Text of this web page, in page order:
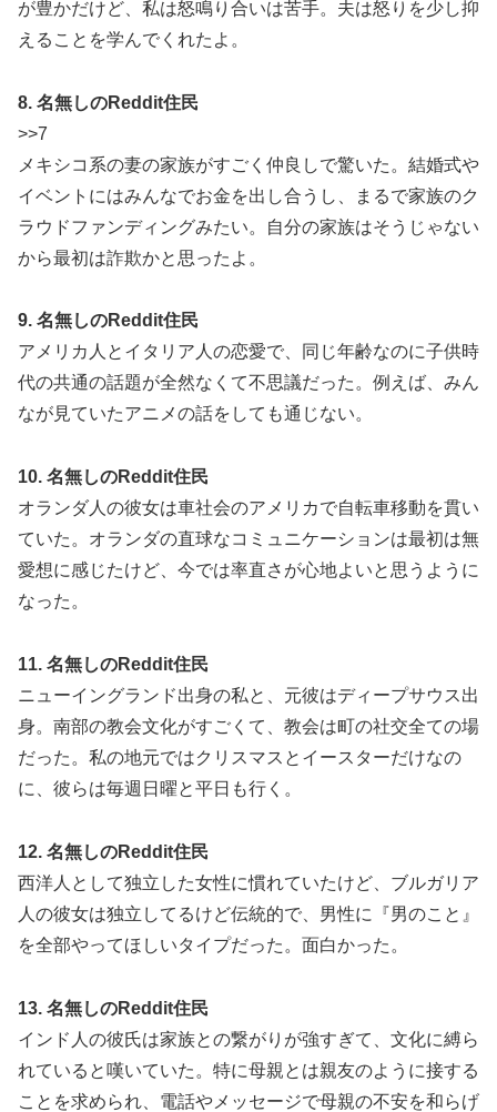
が豊かだけど、私は怒鳴り合いは苦手。夫は怒りを少し抑
えることを学んでくれたよ。
8. 名無しのReddit住民
>>7
メキシコ系の妻の家族がすごく仲良しで驚いた。結婚式や
イベントにはみんなでお金を出し合うし、まるで家族のク
ラウドファンディングみたい。自分の家族はそうじゃない
から最初は詐欺かと思ったよ。
9. 名無しのReddit住民
アメリカ人とイタリア人の恋愛で、同じ年齢なのに子供時
代の共通の話題が全然なくて不思議だった。例えば、みん
なが見ていたアニメの話をしても通じない。
10. 名無しのReddit住民
オランダ人の彼女は車社会のアメリカで自転車移動を貫い
ていた。オランダの直球なコミュニケーションは最初は無
愛想に感じたけど、今では率直さが心地よいと思うように
なった。
11. 名無しのReddit住民
ニューイングランド出身の私と、元彼はディープサウス出
身。南部の教会文化がすごくて、教会は町の社交全ての場
だった。私の地元ではクリスマスとイースターだけなの
に、彼らは毎週日曜と平日も行く。
12. 名無しのReddit住民
西洋人として独立した女性に慣れていたけど、ブルガリア
人の彼女は独立してるけど伝統的で、男性に『男のこと』
を全部やってほしいタイプだった。面白かった。
13. 名無しのReddit住民
インド人の彼氏は家族との繋がりが強すぎて、文化に縛ら
れていると嘆いていた。特に母親とは親友のように接する
ことを求められ、電話やメッセージで母親の不安を和らげ